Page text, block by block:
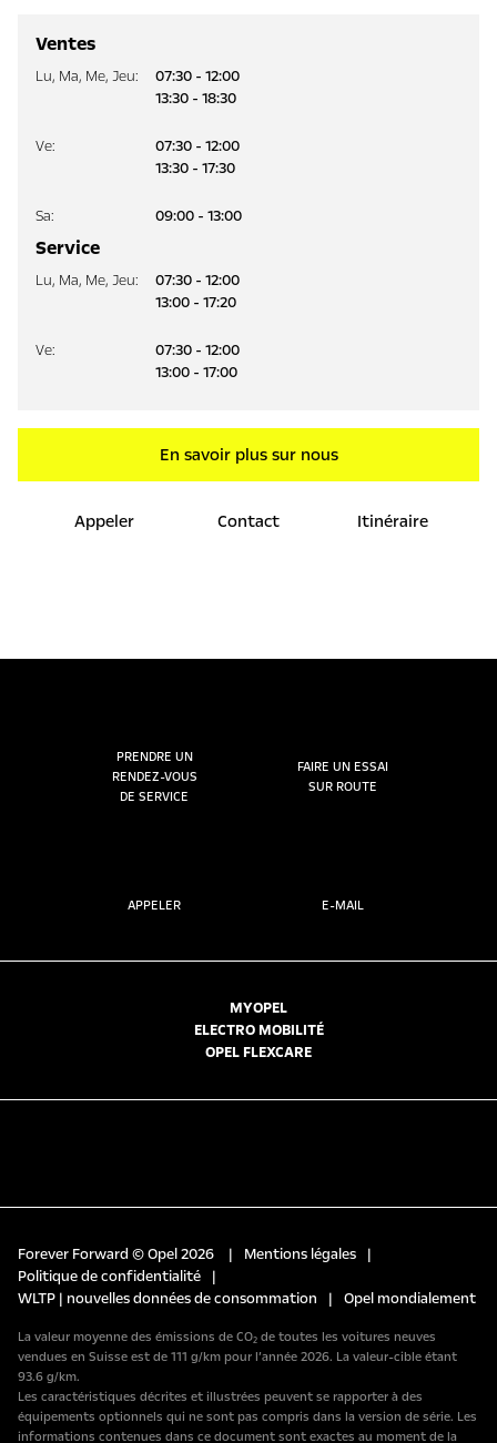
Ventes
Lu, Ma, Me, Jeu:
07:30 - 12:00
13:30 - 18:30
Ve:
07:30 - 12:00
13:30 - 17:30
Sa: 09:00 - 13:00
Service
Lu, Ma, Me, Jeu:
07:30 - 12:00
13:00 - 17:20
Ve:
07:30 - 12:00
13:00 - 17:00
En savoir plus sur nous
Appeler Contact Itinéraire
PRENDRE UN
RENDEZ-VOUS
DE SERVICE
FAIRE UN ESSAI
SUR ROUTE
APPELER E-MAIL
MYOPEL
ELECTRO MOBILITÉ
OPEL FLEXCARE
Forever Forward © Opel 2026 | Mentions légales
|
Politique de confidentialité
|
WLTP | nouvelles données de consommation
| Opel mondialement
La valeur moyenne des émissions de CO₂ de toutes les voitures neuves
vendues en Suisse est de 111 g/km pour l’année 2026. La valeur-cible étant
93.6 g/km.
Les caractéristiques décrites et illustrées peuvent se rapporter à des
équipements optionnels qui ne sont pas compris dans la version de série. Les
informations contenues dans ce document sont exactes au moment de la